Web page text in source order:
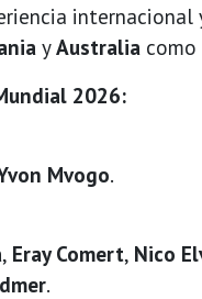
yAustralia
2026:
Mvogo.
, Eray Comert, Nico
.